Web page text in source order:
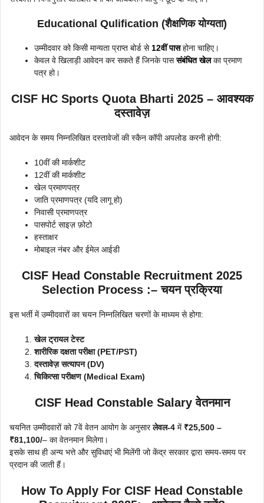
Educational Qulification (शैक्षणिक योग्यता)
उम्मीदवार को किसी मान्यता प्राप्त बोर्ड से 12वीं पासहोना चाहिए।
केवल वे खिलाड़ी आवेदन कर सकते हैं जिनके पाससंबंधित खेलका प्रमाण
पत्र हो।
CISF HC Sports Quota Bharti 2025 – आवश्यक
दस्तावेज़
आवेदन के समय निम्नलिखित दस्तावेजों की स्कैन कॉपी अपलोड करनी होगी:
10वीं की मार्कशीट
12वीं की मार्कशीट
खेल प्रमाणपत्र
जाति प्रमाणपत्र (यदि लागू हो)
निवासी प्रमाणपत्र
पासपोर्ट साइज़ फ़ोटो
हस्ताक्षर
मोबाइल नंबर और ईमेल आईडी
CISF Head Constable Recruitment 2025
Selection Process :– चयन प्रक्रिया
इस भर्ती में उम्मीदवारों का चयन निम्नलिखित चरणों के माध्यम से होगा:
खेल ट्रायल टेस्ट
शारीरिक दक्षता परीक्षा (PET/PST)
दस्तावेज़ सत्यापन (DV)
चिकित्सा परीक्षण (Medical Exam)
CISF Head Constable Salary वेतनमान
चयनित उम्मीदवारों को 7वें वेतन आयोग के अनुसारलेवल-4 में ₹25,500 –
₹81,100/– का वेतनमान मिलेगा।
इसके साथ ही अन्य भत्ते और सुविधाएं भी मिलेंगी जो केंद्र सरकार द्वारा समय-समय पर
प्रदान की जाती हैं।
How To Apply For CISF Head Constable